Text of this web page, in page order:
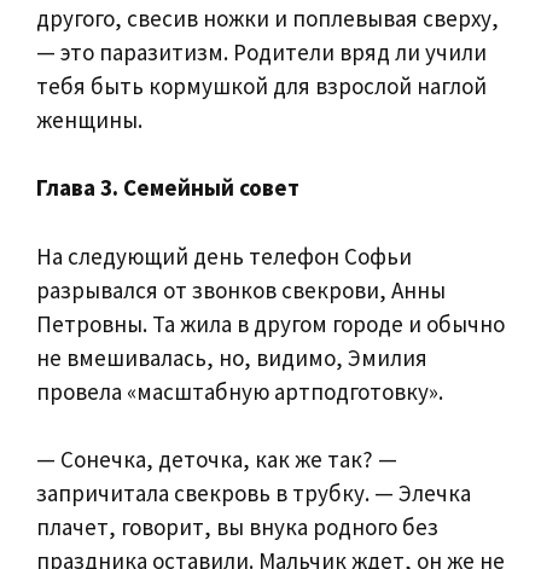
другого, свесив ножки и поплевывая сверху,
— это паразитизм. Родители вряд ли учили
тебя быть кормушкой для взрослой наглой
женщины.
Глава 3. Семейный совет
На следующий день телефон Софьи
разрывался от звонков свекрови, Анны
Петровны. Та жила в другом городе и обычно
не вмешивалась, но, видимо, Эмилия
провела «масштабную артподготовку».
— Сонечка, деточка, как же так? —
запричитала свекровь в трубку. — Элечка
плачет, говорит, вы внука родного без
праздника оставили. Мальчик ждет, он же не